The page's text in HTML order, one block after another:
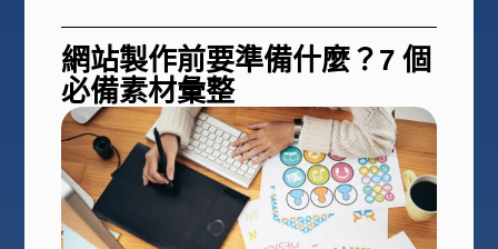
網站製作前要準備什麼？7 個
必備素材彙整